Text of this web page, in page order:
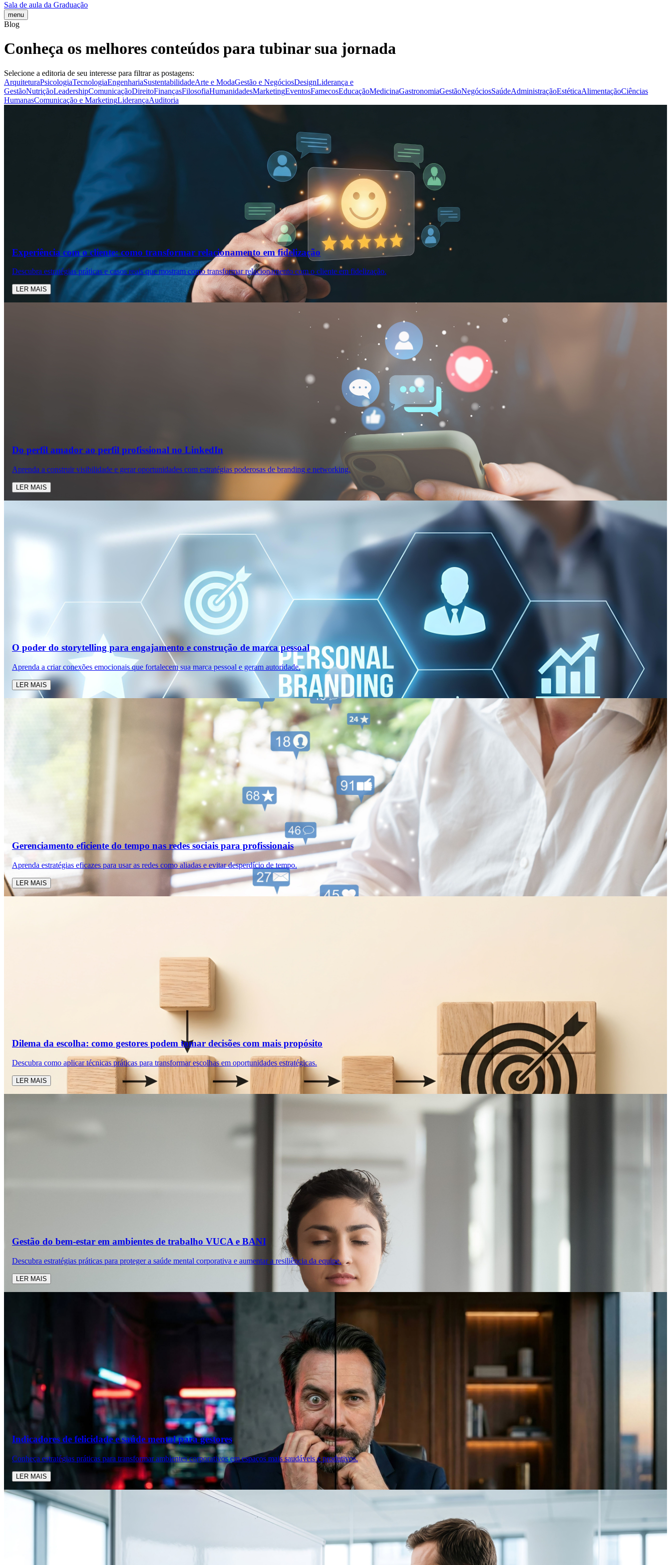
Sala de aula da Graduação
menu
Blog
Conheça os melhores conteúdos para tubinar sua jornada
Selecione a editoria de seu interesse para filtrar as postagens:
ArquiteturaPsicologiaTecnologiaEngenhariaSustentabilidadeArte e ModaGestão e NegóciosDesignLiderança e
GestãoNutriçãoLeadershipComunicaçãoDireitoFinançasFilosofiaHumanidadesMarketingEventosFamecosEducaçãoMedicinaGastronomiaGestãoNegóciosSaúdeAdministraçãoEstéticaAlimentaçãoCiências
HumanasComunicação e MarketingLiderançaAuditoria
Experiência com o cliente: como transformar relacionamento em fidelização
Descubra estratégias práticas e casos reais que mostram como transformar relacionamento com o cliente em fidelização.
LER MAIS
Do perfil amador ao perfil profissional no LinkedIn
Aprenda a construir visibilidade e gerar oportunidades com estratégias poderosas de branding e networking.
LER MAIS
O poder do storytelling para engajamento e construção de marca pessoal
Aprenda a criar conexões emocionais que fortalecem sua marca pessoal e geram autoridade.
LER MAIS
Gerenciamento eficiente do tempo nas redes sociais para profissionais
Aprenda estratégias eficazes para usar as redes como aliadas e evitar desperdício de tempo.
LER MAIS
Dilema da escolha: como gestores podem tomar decisões com mais propósito
Descubra como aplicar técnicas práticas para transformar escolhas em oportunidades estratégicas.
LER MAIS
Gestão do bem-estar em ambientes de trabalho VUCA e BANI
Descubra estratégias práticas para proteger a saúde mental corporativa e aumentar a resiliência da equipe.
LER MAIS
Indicadores de felicidade e saúde mental para gestores
Conheça estratégias práticas para transformar ambientes corporativos em espaços mais saudáveis e produtivos.
LER MAIS